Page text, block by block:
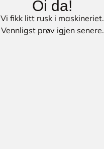
Oi da!
Vi fikk litt rusk i maskineriet.
Vennligst prøv igjen senere.